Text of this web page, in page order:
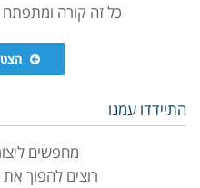
כל זה קורה
התיידדו עמנו
מחפשים
רוצים להפוך